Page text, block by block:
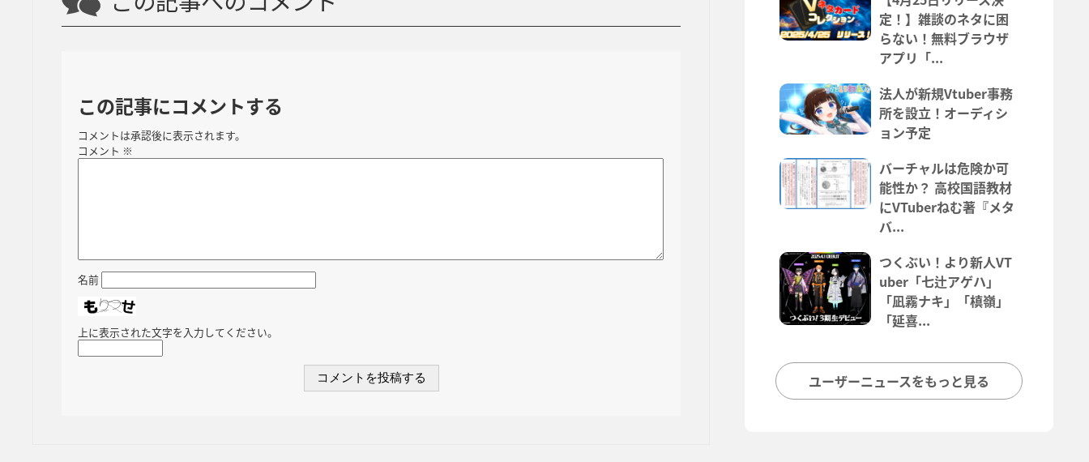
この記事にコメントする
コメントは承認後に表示されます。
コメント ※
名前
上に表示された文字を入力してください。
定！】雑談のネタに困
らない！無料ブラウザ
アプリ「...
法人が新規Vtuber事務
所を設立！オーディシ
ョン予定
バーチャルは危険か可
能性か？ 高校国語教材
にVTuberねむ著『メタ
バ...
つくぶい！より新人VT
uber「七辻アゲハ」
「凪霧ナキ」「槙嶺」
「延喜...
ユーザーニュースをもっと見る